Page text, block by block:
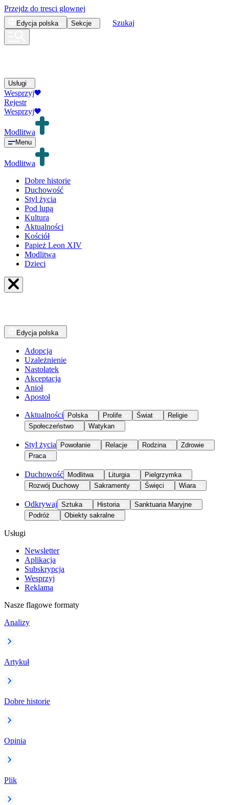
Przejdz do tresci glownej
Edycja polska Sekcje Szukaj
Usługi
Wesprzyj
Rejestr
Wesprzyj
Modlitwa
Menu
Modlitwa
Dobre historie
Duchowość
Styl życia
Pod lupą
Kultura
Aktualności
Kościół
Papież Leon XIV
Modlitwa
Dzieci
Edycja polska
Adopcja
Uzależnienie
Nastolatek
Akceptacja
Anioł
Apostoł
Aktualności Polska Prolife Świat
Religie
Społeczeństwo
Watykan
Styl życia Powołanie Relacje Rodzina
Zdrowie
Praca
Duchowość Modlitwa Liturgia
Pielgrzymka
Rozwój Duchowy
Sakramenty Święci Wiara
Odkrywaj Sztuka Historia
Sanktuaria Maryjne
Podróż
Obiekty sakralne
Usługi
Newsletter
Aplikacja
Subskrypcja
Wesprzyj
Reklama
Nasze flagowe formaty
Analizy
Artykuł
Dobre historie
Opinia
Plik